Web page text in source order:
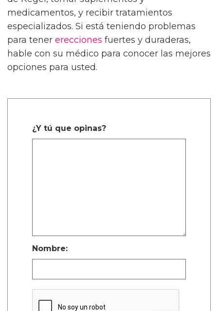
medicamentos, y recibir tratamientos
especializados. Si está teniendo problemas
para tener erecciones fuertes y duraderas,
hable con su médico para conocer las mejores
opciones para usted.
¿Y tú que opinas?
Nombre: